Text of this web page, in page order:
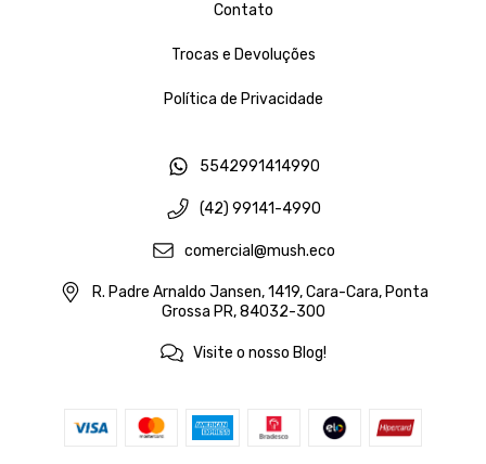
Contato
Trocas e Devoluções
Política de Privacidade
5542991414990
(42) 99141-4990
comercial@mush.eco
R. Padre Arnaldo Jansen, 1419, Cara-Cara, Ponta
Grossa PR, 84032-300
Visite o nosso Blog!